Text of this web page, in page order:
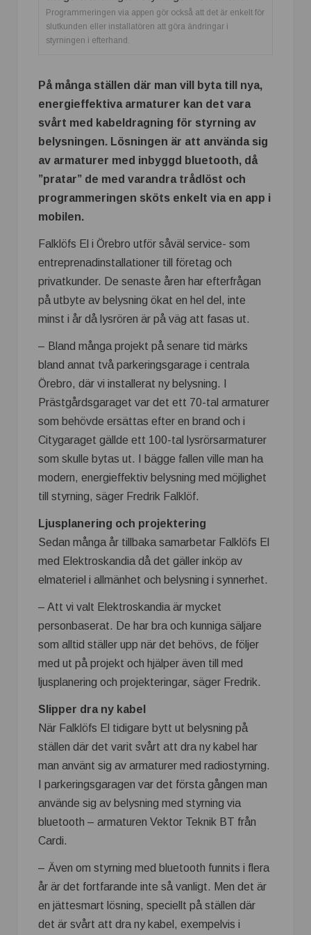
Programmeringen via appen gör också att det är enkelt för
slutkunden eller installatören att göra ändringar i
styrningen i efterhand.
På många ställen där man vill byta till nya,
energieffektiva armaturer kan det vara
svårt med kabeldragning för styrning av
belysningen. Lösningen är att använda sig
av armaturer med inbyggd bluetooth, då
”pratar” de med varandra trådlöst och
programmeringen sköts enkelt via en app i
mobilen.
Falklöfs El i Örebro utför såväl service- som
entreprenadinstallationer till företag och
privatkunder. De senaste åren har efterfrågan
på utbyte av belysning ökat en hel del, inte
minst i år då lysrören är på väg att fasas ut.
– Bland många projekt på senare tid märks
bland annat två parkeringsgarage i centrala
Örebro, där vi installerat ny belysning. I
Prästgårdsgaraget var det ett 70-tal armaturer
som behövde ersättas efter en brand och i
Citygaraget gällde ett 100-tal lysrörsarmaturer
som skulle bytas ut. I bägge fallen ville man ha
modern, energieffektiv belysning med möjlighet
till styrning, säger Fredrik Falklöf.
Ljusplanering och projektering
Sedan många år tillbaka samarbetar Falklöfs El
med Elektroskandia då det gäller inköp av
elmateriel i allmänhet och belysning i synnerhet.
– Att vi valt Elektroskandia är mycket
personbaserat. De har bra och kunniga säljare
som alltid ställer upp när det behövs, de följer
med ut på projekt och hjälper även till med
ljusplanering och projekteringar, säger Fredrik.
Slipper dra ny kabel
När Falklöfs El tidigare bytt ut belysning på
ställen där det varit svårt att dra ny kabel har
man använt sig av armaturer med radiostyrning.
I parkeringsgaragen var det första gången man
använde sig av belysning med styrning via
bluetooth – armaturen Vektor Teknik BT från
Cardi.
– Även om styrning med bluetooth funnits i flera
år är det fortfarande inte så vanligt. Men det är
en jättesmart lösning, speciellt på ställen där
det är svårt att dra ny kabel, exempelvis i